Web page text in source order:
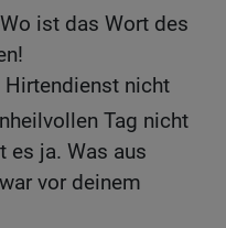
ist das Wort des
nicht
Tag nicht
es ja. Was aus
vor deinem